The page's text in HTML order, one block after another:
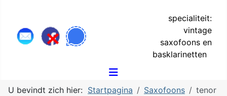
specialiteit:
vintage
saxofoons en
basklarinetten
U bevindt zich hier: Startpagina Saxofoons tenor